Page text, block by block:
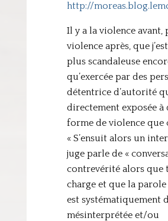
http://
Il y a la violence avant,
violence après, que
plus scandaleuse
qu’exercée par des
détentrice d’autorité
directement exposée à
forme de violence que
« S’ensuit alors un
juge parle de «
contrevérité alors que
charge et que la
est systématiquement
mésinterprétée et/ou